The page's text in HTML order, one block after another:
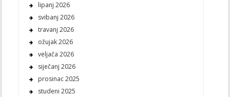
lipanj 2026
svibanj 2026
travanj 2026
ožujak 2026
veljača 2026
siječanj 2026
prosinac 2025
studeni 2025